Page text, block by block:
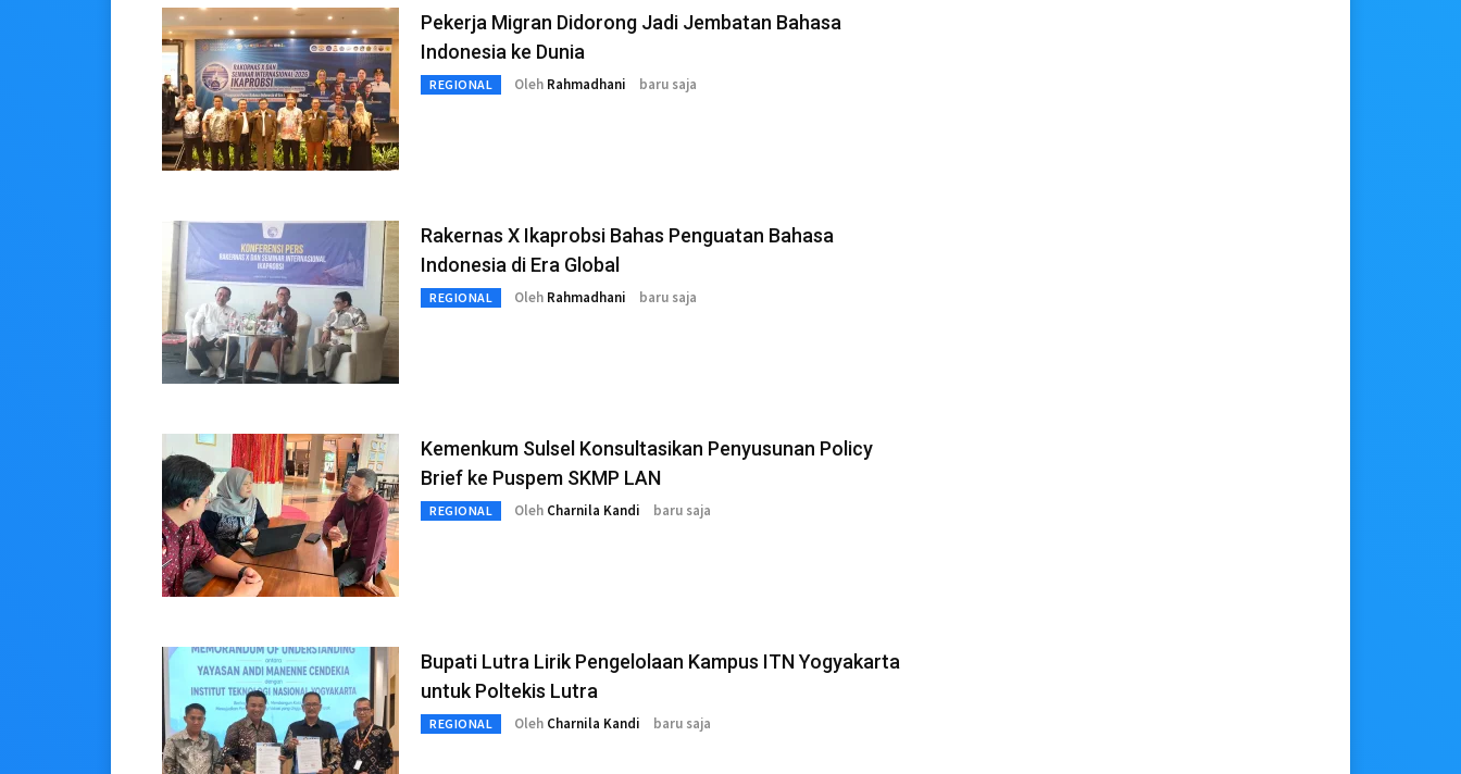
Pekerja Migran Didorong Jadi Jembatan Bahasa
Indonesia ke Dunia
REGIONAL Oleh Rahmadhani baru saja
Rakernas X Ikaprobsi Bahas Penguatan Bahasa
Indonesia di Era Global
REGIONAL Oleh Rahmadhani baru saja
Kemenkum Sulsel Konsultasikan Penyusunan Policy
Brief ke Puspem SKMP LAN
REGIONAL Oleh Charnila Kandi baru saja
Bupati Lutra Lirik Pengelolaan Kampus ITN Yogyakarta
untuk Poltekis Lutra
REGIONAL Oleh Charnila Kandi baru saja